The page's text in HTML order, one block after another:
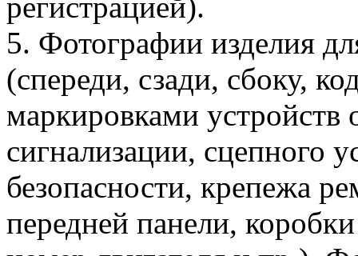
5. Фотографии изделия
(спереди, сзади, сбоку,
маркировками устройств
сигнализации, сцепного
безопасности, крепежа
передней панели,